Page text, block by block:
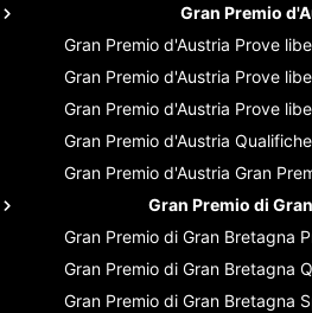
Gran Premio
Gran Premio d'Austria Prove
Gran Premio d'Austria Prove
Gran Premio d'Austria Prove
Gran Premio d'Austria Qualifiche
Gran Premio d'Austria Gran
Gran Premio di
Gran Premio di Gran Bretagna
Gran Premio di Gran Bretagna
Gran Premio di Gran Bretagna